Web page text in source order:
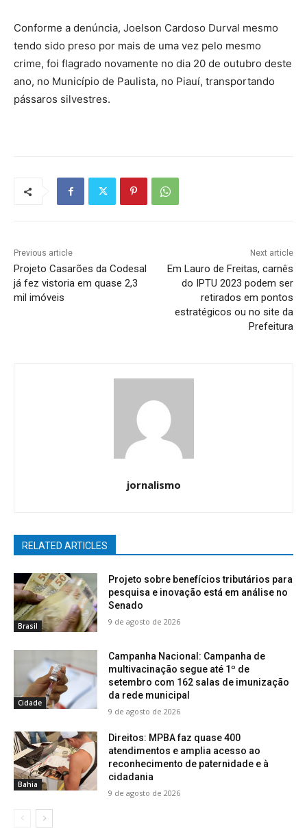
Conforme a denúncia, Joelson Cardoso Durval mesmo
tendo sido preso por mais de uma vez pelo mesmo
crime, foi flagrado novamente no dia 20 de outubro deste
ano, no Município de Paulista, no Piauí, transportando
pássaros silvestres.
Previous article
Projeto Casarões da Codesal
já fez vistoria em quase 2,3
mil imóveis
Next article
Em Lauro de Freitas, carnês
do IPTU 2023 podem ser
retirados em pontos
estratégicos ou no site da
Prefeitura
jornalismo
RELATED ARTICLES
Brasil
Projeto sobre benefícios tributários para
pesquisa e inovação está em análise no
Senado
9 de agosto de 2026
Cidade
Campanha Nacional: Campanha de
multivacinação segue até 1º de
setembro com 162 salas de imunização
da rede municipal
9 de agosto de 2026
Bahia
Direitos: MPBA faz quase 400
atendimentos e amplia acesso ao
reconhecimento de paternidade e à
cidadania
9 de agosto de 2026